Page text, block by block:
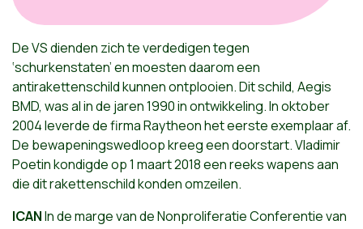
De VS dienden zich te verdedigen tegen
‘schurkenstaten’ en moesten daarom een
antirakettenschild kunnen ontplooien. Dit schild, Aegis
BMD, was al in de jaren 1990 in ontwikkeling. In oktober
2004 leverde de firma Raytheon het eerste exemplaar af.
De bewapeningswedloop kreeg een doorstart. Vladimir
Poetin kondigde op 1 maart 2018 een reeks wapens aan
die dit rakettenschild konden omzeilen.
ICANIn de marge van de Nonproliferatie Conferentie van